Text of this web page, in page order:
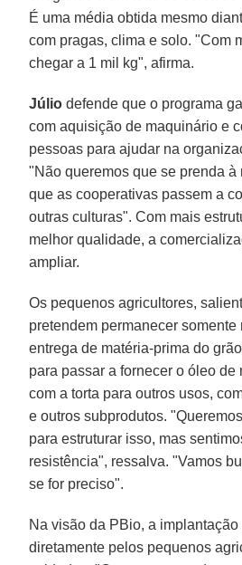
É uma média obtida mesmo
com pragas, clima e solo. "Com
chegar a 1 mil kg", afirma.
Júlio defende que o programa
com aquisição de maquinário e
pessoas para ajudar na
"Não queremos que se prenda à
que as cooperativas passem a
outras culturas". Com mais
melhor qualidade, a
ampliar.
Os pequenos agricultores,
pretendem permanecer somente
entrega de matéria-prima do
para passar a fornecer o óleo de
com a torta para outros usos,
e outros subprodutos.
para estruturar isso, mas
resistência", ressalva. "Vamos
se for preciso".
Na visão da PBio, a
diretamente pelos pequenos